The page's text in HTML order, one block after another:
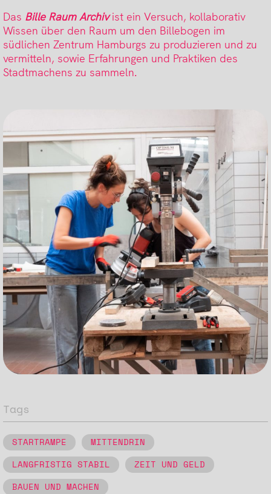
Das Bille Raum Archivist ein Versuch, kollaborativ
Wissen über den Raum um den Billebogen im
südlichen Zentrum Hamburgs zu produzieren und zu
vermitteln, sowie Erfahrungen und Praktiken des
Stadtmachens zu sammeln.
Tags
STARTRAMPE MITTENDRIN
LANGFRISTIG STABIL ZEIT UND GELD
BAUEN UND MACHEN